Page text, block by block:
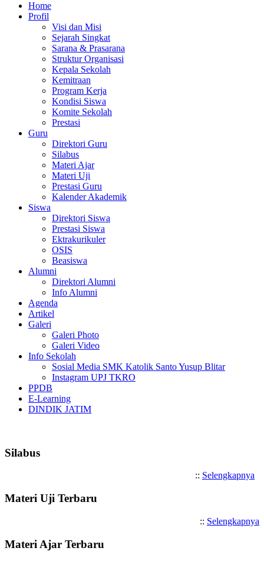
Home
Profil
Visi dan Misi
Sejarah Singkat
Sarana & Prasarana
Struktur Organisasi
Kepala Sekolah
Kemitraan
Program Kerja
Kondisi Siswa
Komite Sekolah
Prestasi
Guru
Direktori Guru
Silabus
Materi Ajar
Materi Uji
Prestasi Guru
Kalender Akademik
Siswa
Direktori Siswa
Prestasi Siswa
Ektrakurikuler
OSIS
Beasiswa
Alumni
Direktori Alumni
Info Alumni
Agenda
Artikel
Galeri
Galeri Photo
Galeri Video
Info Sekolah
Sosial Media SMK Katolik Santo Yusup Blitar
Instagram UPJ TKRO
PPDB
E-Learning
DINDIK JATIM
Silabus
:: Selengkapnya
Materi Uji Terbaru
:: Selengkapnya
Materi Ajar Terbaru